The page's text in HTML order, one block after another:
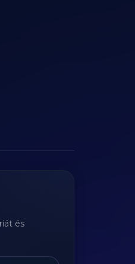
és